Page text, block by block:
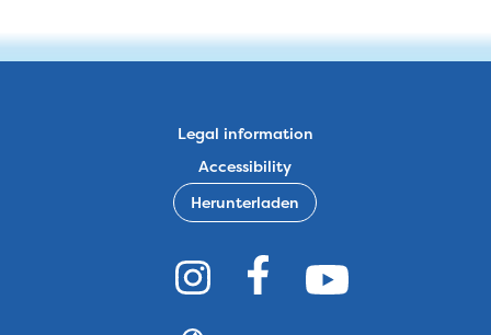
Legal information
Accessibility
Herunterladen